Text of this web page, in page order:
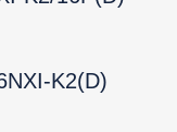
K2(D)